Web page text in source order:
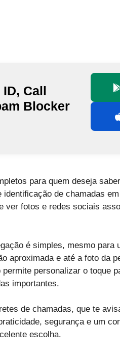
Call
Blocker
para quem deseja
de chamadas
ver fotos e redes sociais
é simples, mesmo para
aproximada e até a foto da
personalizar o toque
importantes.
de chamadas, que te
segurança e um
escolha.